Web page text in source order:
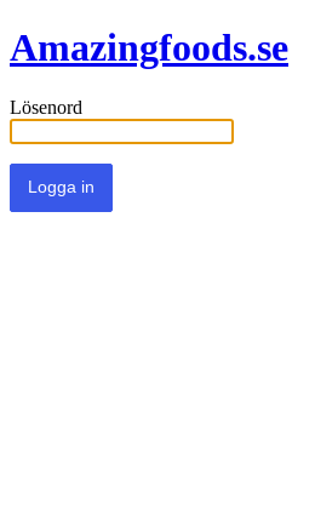
Amazingfoods.se
Lösenord